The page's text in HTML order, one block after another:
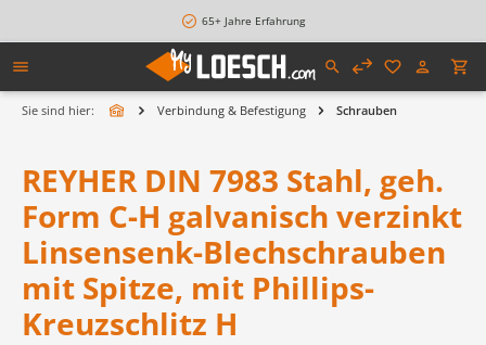
65+ Jahre Erfahrung
Sie sind hier: Verbindung & Befestigung Schrauben
REYHER DIN 7983 Stahl, geh.
Form C-H galvanisch verzinkt
Linsensenk-Blechschrauben
mit Spitze, mit Phillips-
Kreuzschlitz H